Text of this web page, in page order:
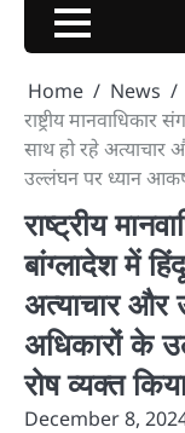
Home
News
राष्ट्रीय
साथ हो रहे अत्याचार
उल्लंघन पर ध्यान
राष्ट्रीय
बांग्लादेश में
अत्याचार और
अधिकारों के
रोष व्यक्त
December 8,